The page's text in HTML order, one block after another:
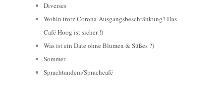
Diverses
Wohin trotz Corona-Ausgangsbeschränkung? Das
Café Hoog ist sicher !)
Was ist ein Date ohne Blumen & Süßes ?)
Sommer
Sprachtandem/Sprachcafé